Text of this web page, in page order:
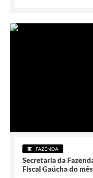
FAZENDA
Secretaria da
Fiscal Gaúcha do